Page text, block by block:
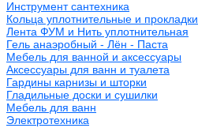
Инструмент сантехника
Кольца уплотнительные и прокладки
Лента ФУМ и Нить уплотнительная
Гель анаэробный - Лён - Паста
Мебель для ванной и аксессуары
Аксессуары для ванн и туалета
Гардины карнизы и шторки
Гладильные доски и сушилки
Мебель для ванн
Электротехника